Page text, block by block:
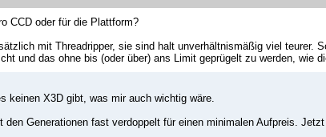
CCD oder für die Plattform?
mit Threadripper, sie sind halt unverhältnismäßig viel teurer.
und das ohne bis (oder über) ans Limit geprügelt zu werden, wie
keinen X3D gibt, was mir auch wichtig wäre.
den Generationen fast verdoppelt für einen minimalen Aufpreis.